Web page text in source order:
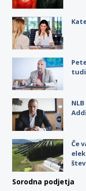
Če
Sorodna podjetja